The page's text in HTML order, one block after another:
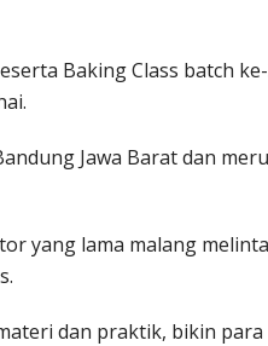
Baking Class batch
Jawa Barat dan
yang lama malang
dan praktik, bikin